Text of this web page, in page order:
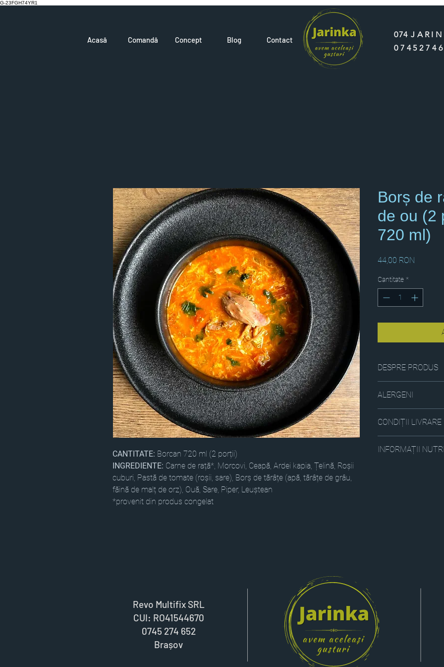
G-23FGH74YR1
Acasă Comandă Concept Blog Contact
074
CANTITATE: Borcan 720 ml (2 porții)
INGREDIENTE: Carne de rață*, Morcovi, Ceapă, Ardei kapia, Țelină, Roșii
cuburi, Pastă de tomate (roșii, sare), Borș de tărâțe (apă, tărâțe de grâu,
făină de malț de orz), Ouă, Sare, Piper, Leuștean
*provenit din produs congelat
Borș de
de ou (2
720 ml)
44,00 RON
Cantitate *
DESPRE PRODUS
legume, dreasă cu
ALERGENI
CONDIȚII LIVRARE
este răcită în shock
INFORMAȚII
Revo Multifix SRL
CUI: RO41544670
0745 274 652
Brașov